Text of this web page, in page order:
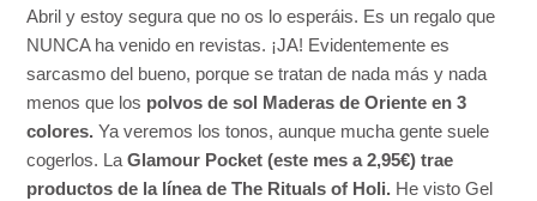
Abril y estoy segura que no os lo esperáis. Es un regalo que
NUNCA ha venido en revistas. ¡JA! Evidentemente es
sarcasmo del bueno, porque se tratan de nada más y nada
menos que los polvos de sol Maderas de Oriente en 3
colores.Ya veremos los tonos, aunque mucha gente suele
cogerlos. LaGlamour Pocket (este mes a 2,95€) trae
productos de la línea de The Rituals of Holi. He visto Gel